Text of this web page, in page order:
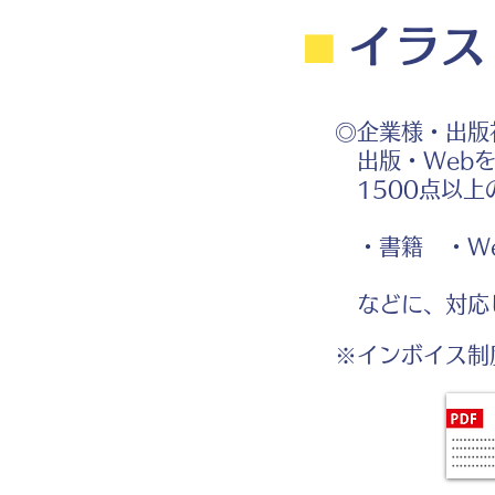
⬛︎ イラ
◎企業様・出版
出版・Webを
1500点以上
・書籍 ・
などに、対応
※インボイス制